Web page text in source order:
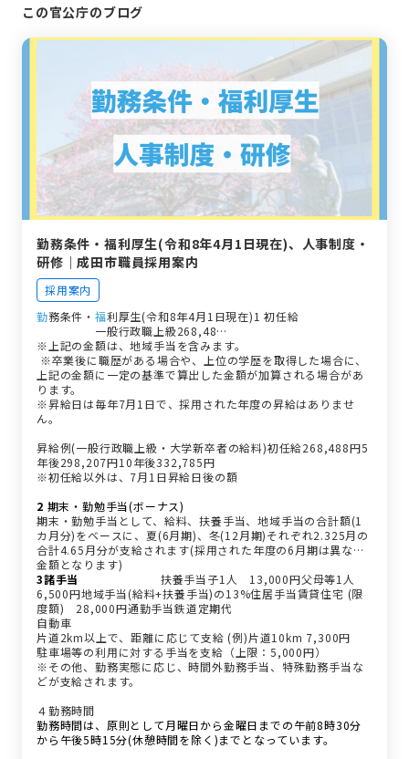
この官公庁のブログ
勤務条件・福利厚生(令和8年4月1日現在)、人事制度・
研修｜成田市職員採用案内
採用案内
勤務条件・ 福利厚生(令和8年4月1日現在)1 初任給
一般行政職上級268,48…
※上記の金額は、地域手当を含みます。
※卒業後に職歴がある場合や、上位の学歴を取得した場合に、
上記の金額に一定の基準で算出した金額が加算される場合があ
ります。
※昇給日は毎年7月1日で、採用された年度の昇給はありませ
ん。
昇給例(一般行政職上級・大学新卒者の給料)初任給268,488円5
年後298,207円10年後332,785円
※初任給以外は、7月1日昇給日後の額
2 期末・勤勉手当(ボーナス)
期末・勤勉手当として、給料、扶養手当、地域手当の合計額(1
カ月分)をベースに、夏(6月期)、冬(12月期)それぞれ2.325月の
合計4.65月分が支給されます(採用された年度の6月期は異なる
金額となります)
3諸手当
扶養手当子1人 13,000円父母等1人
6,500円地域手当(給料+扶養手当)の13%住居手当賃貸住宅 (限
度額) 28,000円通勤手当鉄道定期代
自動車
片道2km以上で、距離に応じて支給 (例)片道10km 7,300円
駐車場等の利用に対する手当を支給（上限：5,000円）
※その他、勤務実態に応じ、時間外勤務手当、特殊勤務手当な
どが支給されます。
４勤務時間
勤務時間は、原則として月曜日から金曜日までの午前8時30分
から午後5時15分(休憩時間を除く)までとなっています。